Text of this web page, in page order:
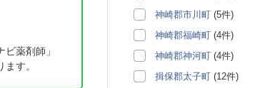
薬剤師」
す。
神崎郡市川町 (5件)
神崎郡福崎町 (4件)
神崎郡神河町 (4件)
揖保郡太子町 (12件)